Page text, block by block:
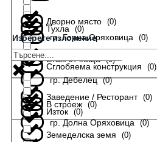
гр. Горна Оряховица (0)
гр. Дебелец (0)
гр. Долна Оряховица (0)
Дворно място (0)
Етаж от къща (0)
Заведение / Ресторант (0)
Земеделска земя (0)
Тухла (0)
Сглобяема конструкция (0)
В строеж (0)
Изберете изложение
Изток (0)